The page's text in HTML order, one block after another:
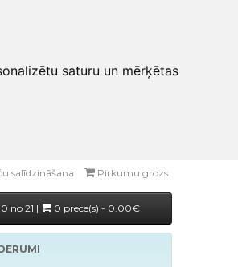
saturu un mērķētas
salīdzināšana Pirkumu grozs
no 21 | 0 prece(s) - 0.00€